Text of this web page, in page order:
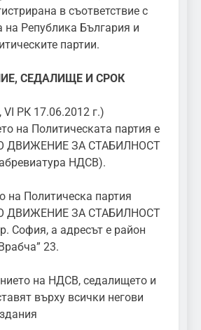
в съответствие с
на Република България и
партии.
СЕДАЛИЩЕ И СРОК
VI РК 17.06.2012 г.)
на Политическата партия е
ДВИЖЕНИЕ ЗА СТАБИЛНОСТ
НДСВ).
на Политическа партия
ДВИЖЕНИЕ ЗА СТАБИЛНОСТ
София, а адресът е район
23.
на НДСВ, седалището и
върху всички негови